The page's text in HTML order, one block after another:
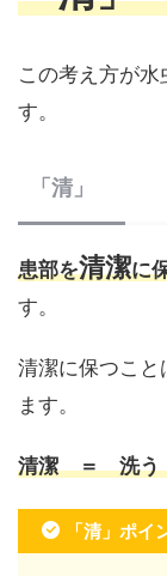
この考え方が
す。
「清」
患部を清潔に
す。
清潔に保つこと
ます。
清潔 ＝ 洗う
「清」ポイ